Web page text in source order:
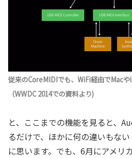
従来のCoreMIDIでも、WiFi経由でMac
（WWDC 2014での資料より)
と、ここまでの機能を見ると、
るだけで、ほかに何の違いもな
に思います。でも、6月にアメリ